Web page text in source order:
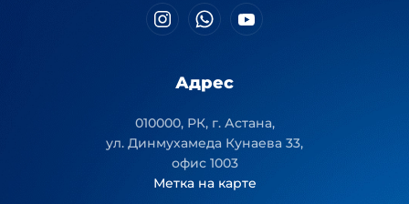
Адрес
010000, РК, г. Астана,
ул. Динмухамеда Кунаева 33,
офис 1003
Метка на карте